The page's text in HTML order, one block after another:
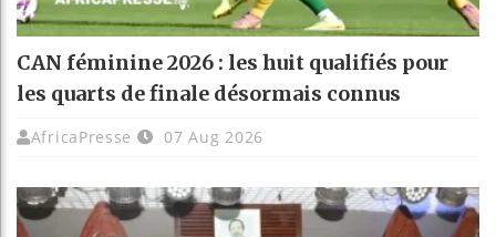
CAN féminine 2026 : les huit qualifiés pour
les quarts de finale désormais connus
AfricaPresse 07 Aug 2026